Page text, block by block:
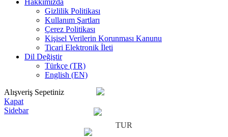
Gizlilik Politikası
Kullanım Şartları
Çerez Politikası
Kişisel Verilerin Korunması Kanunu
Ticari Elektronik İleti
Dil Değiştir
Türkçe (TR)
English (EN)
Alışveriş Sepetiniz
Kapat
Sidebar
TUR